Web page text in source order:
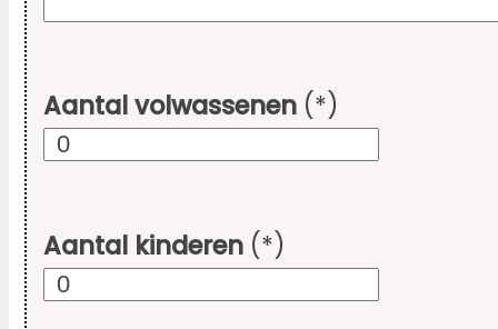
Aantal volwassenen (*)
Aantal kinderen (*)